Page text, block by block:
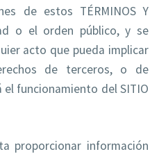
de estos TÉRMINOS Y
o el orden público, y se
acto que pueda implicar
de terceros, o de
funcionamiento del SITIO
proporcionar información